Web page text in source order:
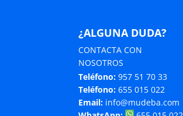
¿ALGUNA DUDA?
CONTACTA CON
NOSOTROS
Teléfono: 957 51 70 33
Teléfono: 655 015 022
Email: info@mudeba.com